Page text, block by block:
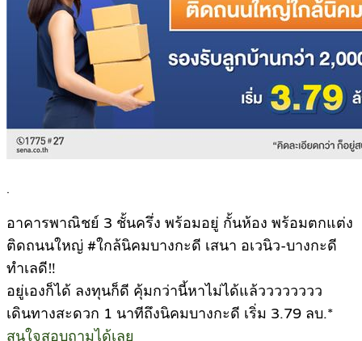
.
อาคารพาณิชย์ 3 ชั้นครึ่ง พร้อมอยู่ กั้นห้อง พร้อมตกแต่ง
ติดถนนใหญ่ #ใกล้นิคมบางกะดี เสนา อเวนิว-บางกะดี
ทำเลดี‼
อยู่เองก็ได้ ลงทุนก็ดี คุ้มกว่านี้หาไม่ได้แล้วววววววว
เดินทางสะดวก 1 นาทีถึงนิคมบางกะดี เริ่ม 3.79 ลบ.*
สนใจสอบถามได้เลย